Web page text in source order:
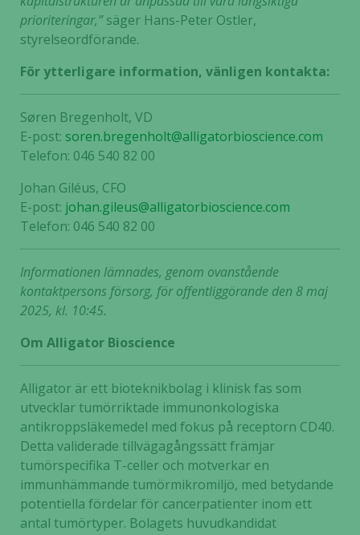
prioriteringar,”säger Hans-Peter Ostler,
styrelseordförande.
För ytterligare information, vänligen kontakta:
Søren Bregenholt, VD
E-post: soren.bregenholt@alligatorbioscience.com
Telefon: 046 540 82 00
Johan Giléus, CFO
E-post: johan.gileus@alligatorbioscience.com
Telefon: 046 540 82 00
Informationen lämnades, genom ovanstående
kontaktpersons försorg, för offentliggörande den 8 maj
2025, kl. 10:45.
Om Alligator Bioscience
Alligator är ett bioteknikbolag i klinisk fas som
utvecklar tumörriktade immunonkologiska
antikroppsläkemedel med fokus på receptorn CD40.
Detta validerade tillvägagångssätt främjar
tumörspecifika T-celler och motverkar en
immunhämmande tumörmikromiljö, med betydande
potentiella fördelar för cancerpatienter inom ett
antal tumörtyper. Bolagets huvudkandidat